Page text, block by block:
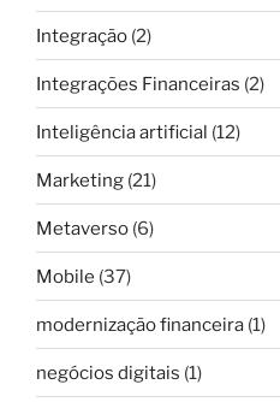
Integração (2)
Integrações Financeiras (2)
Inteligência artificial (12)
Marketing (21)
Metaverso (6)
Mobile (37)
modernização financeira (1)
negócios digitais (1)